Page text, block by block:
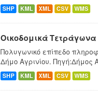
SHP KML XML CSV WMS
Οικοδομικά Τετράγωνα
Πολυγωνικό επίπεδο
Δήμο Αγρινίου. Πηγή:Δήμος
SHP KML XML CSV WMS